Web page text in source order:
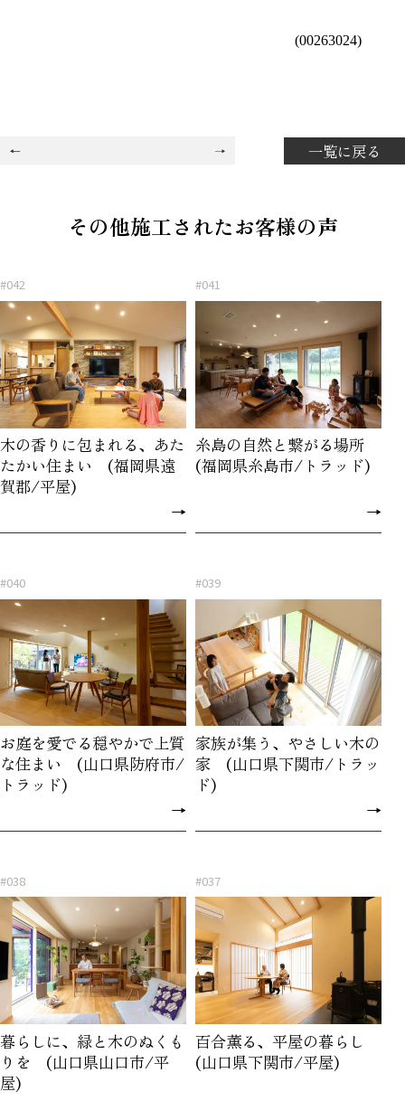
(00263024)
一覧に戻る
その他施工されたお客様の声
#042
木の香りに包まれる、あた
たかい住まい (福岡県遠
賀郡/平屋)
→
#041
糸島の自然と繋がる場所
(福岡県糸島市/トラッド)
→
#040
お庭を愛でる穏やかで上質
な住まい (山口県防府市/
トラッド)
→
#039
家族が集う、やさしい木の
家 (山口県下関市/トラッ
ド)
→
#038
暮らしに、緑と木のぬくも
りを (山口県山口市/平
屋)
#037
百合薫る、平屋の暮らし
(山口県下関市/平屋)